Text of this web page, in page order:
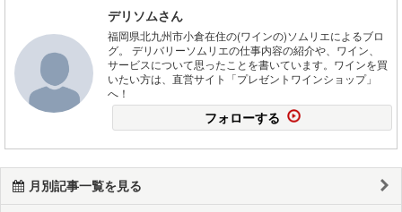
デリソムさん
福岡県北九州市小倉在住の(ワインの)ソムリエによるブロ
グ。 デリバリーソムリエの仕事内容の紹介や、ワイン、
サービスについて思ったことを書いています。ワインを買
いたい方は、直営サイト「プレゼントワインショップ」
へ！
フォローする
月別記事一覧を見る